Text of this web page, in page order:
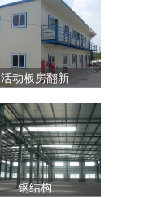
活动板房翻新
钢结构